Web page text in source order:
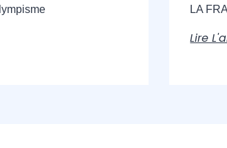
LA
Lire